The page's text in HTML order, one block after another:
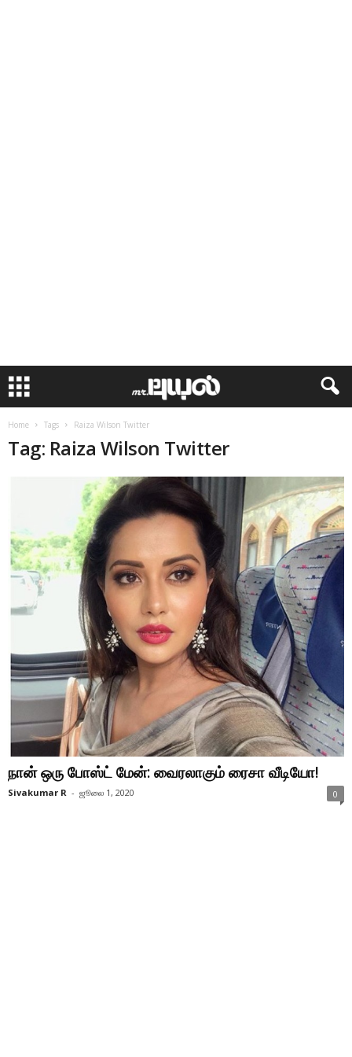
Home Tags Raiza Wilson Twitter
Tag: Raiza Wilson Twitter
நான் ஒரு போஸ்ட் மேன்: வைரலாகும் ரைசா வீடியோ!
Sivakumar R - ஜூலை 1, 2020 0